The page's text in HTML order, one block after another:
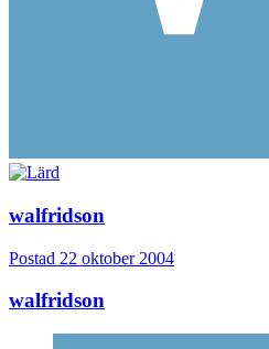
walfridson
Postad 22 oktober 2004
walfridson